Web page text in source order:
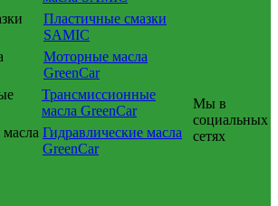
Пластичные смазки
SAMIC
Моторные масла
GreenCar
Трансмиссионные
масла GreenCar
Гидравлические масла
GreenCar
Мы в
социальных
сетях